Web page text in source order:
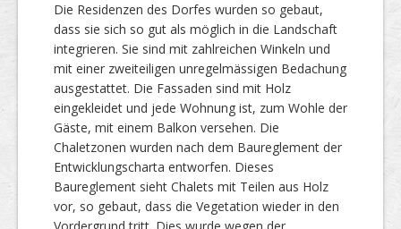
Die Residenzen des Dorfes wurden so gebaut,
dass sie sich so gut als möglich in die Landschaft
integrieren. Sie sind mit zahlreichen Winkeln und
mit einer zweiteiligen unregelmässigen Bedachung
ausgestattet. Die Fassaden sind mit Holz
eingekleidet und jede Wohnung ist, zum Wohle der
Gäste, mit einem Balkon versehen. Die
Chaletzonen wurden nach dem Baureglement der
Entwicklungscharta entworfen. Dieses
Baureglement sieht Chalets mit Teilen aus Holz
vor, so gebaut, dass die Vegetation wieder in den